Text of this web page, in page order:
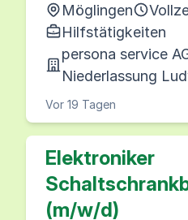
Möglingen
Hilfstätigkeiten
persona service
Niederlassung
Vor 19 Tagen
Elektroniker
(m/w/d)